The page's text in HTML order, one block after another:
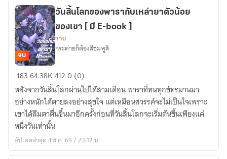
วัน
สิ้น
โลก
ของ
พารา
กับ
เหล่า
ยา
จบ
วันสิ้นโลกของพารากับเหล่ายาตัวน้อย
ของเขา [ มี E-book ]
วาย
กระต่ายก็ต้องสีชมพูสิ
18364.38K4120 (0)
หลังจากวันสิ้นโลกผ่านไปได้สามเดือน พาราที่ทนทุกข์ทรมานมา
อย่างหนักได้ตายลงอย่างสุขใจ แต่เหมือนสวรรค์จะไม่เป็นใจเพราะ
เขาได้ลืมตาตื่นขึ้นมาอีกครั้งก่อนที่วันสิ้นโลกจะเริ่มต้นขึ้นเพียงแค่
หนึ่งวันเท่านั้น
อัปเดตล่าสุด 4 ส.ค. 69 / 23:12 น.